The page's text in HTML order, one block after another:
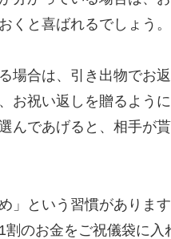
くと喜ばれるでしょう。
場合は、引き出物でお
お祝い返しを贈るよう
んであげると、相手が
」という習慣がありま
のお金をご祝儀袋に